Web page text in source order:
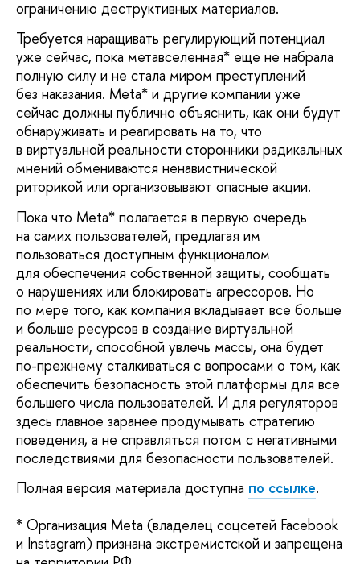
ограничению деструктивных материалов.
Требуется наращивать регулирующий потенциал
уже сейчас, пока метавселенная* еще не набрала
полную силу и не стала миром преступлений
без наказания. Meta* и другие компании уже
сейчас должны публично объяснить, как они будут
обнаруживать и реагировать на то, что
в виртуальной реальности сторонники радикальных
мнений обмениваются ненавистнической
риторикой или организовывают опасные акции.
Пока что Meta* полагается в первую очередь
на самих пользователей, предлагая им
пользоваться доступным функционалом
для обеспечения собственной защиты, сообщать
о нарушениях или блокировать агрессоров. Но
по мере того, как компания вкладывает все больше
и больше ресурсов в создание виртуальной
реальности, способной увлечь массы, она будет
по-прежнему сталкиваться с вопросами о том, как
обеспечить безопасность этой платформы для все
большего числа пользователей. И для регуляторов
здесь главное заранее продумывать стратегию
поведения, а не справляться потом с негативными
последствиями для безопасности пользователей.
Полная версия материала доступна по ссылке.
* Организация Meta (владелец соцсетей Facebook
и Instagram) признана экстремистской и запрещена